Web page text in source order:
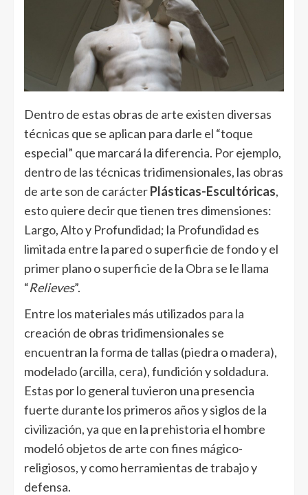
Dentro de estas obras de arte existen diversas
técnicas que se aplican para darle el “toque
especial” que marcará la diferencia. Por ejemplo,
dentro de las técnicas tridimensionales, las obras
de arte son de carácterPlásticas-Escultóricas,
esto quiere decir que tienen tres dimensiones:
Largo, Alto y Profundidad; la Profundidad es
limitada entre la pared o superficie de fondo y el
primer plano o superficie de la Obra se le llama
“Relieves”.
Entre los materiales más utilizados para la
creación de obras tridimensionales se
encuentran la forma de tallas (piedra o madera),
modelado (arcilla, cera), fundición y soldadura.
Estas por lo general tuvieron una presencia
fuerte durante los primeros años y siglos de la
civilización, ya que en la prehistoria el hombre
modeló objetos de arte con fines mágico-
religiosos, y como herramientas de trabajo y
defensa.